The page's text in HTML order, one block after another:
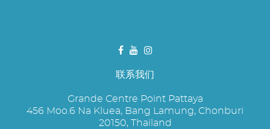
联系我们
Grande Centre Point Pattaya
456 Moo.6 Na Kluea, Bang Lamung, Chonburi
20150, Thailand